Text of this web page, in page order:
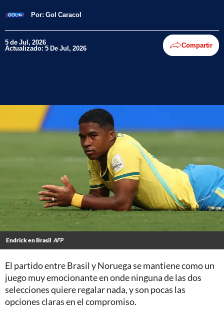
Por: Gol Caracol
5 de Jul, 2026
Actualizado: 5 De Jul, 2026 Compartir
Endrick en Brasil AFP
El partido entre Brasil y Noruega se mantiene como un
juego muy emocionante en onde ninguna de las dos
selecciones quiere regalar nada, y son pocas las
opciones claras en el compromiso.